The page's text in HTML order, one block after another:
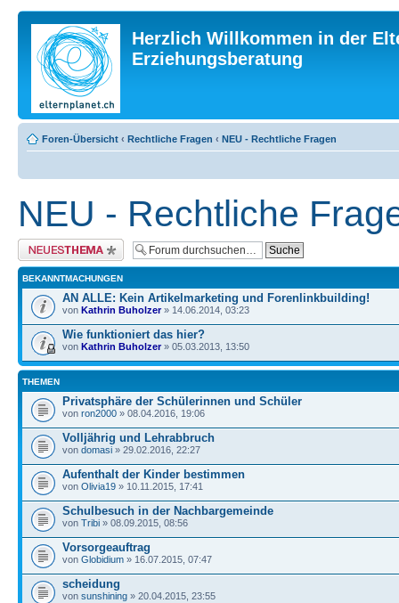
Herzlich Willkommen in der
Erziehungsberatung
Foren-Übersicht ‹ Rechtliche Fragen ‹ NEU - Rechtliche Fragen
NEU - Rechtliche
Neues Thema erstellen
BEKANNTMACHUNGEN
AN ALLE: Kein Artikelmarketing und Forenlinkbuilding!
von Kathrin Buholzer» 14.06.2014, 03:23
Wie funktioniert das hier?
von Kathrin Buholzer» 05.03.2013, 13:50
THEMEN
Privatsphäre der Schülerinnen und Schüler
von ron2000 » 08.04.2016, 19:06
Volljährig und Lehrabbruch
von domasi » 29.02.2016, 22:27
Aufenthalt der Kinder bestimmen
von Olivia19 » 10.11.2015, 17:41
Schulbesuch in der Nachbargemeinde
von Tribi » 08.09.2015, 08:56
Vorsorgeauftrag
von Globidium » 16.07.2015, 07:47
scheidung
von sunshining » 20.04.2015, 23:55